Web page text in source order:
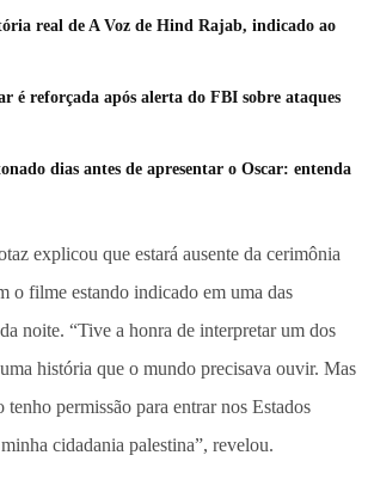
real de A Voz de Hind Rajab, indicado ao
é reforçada após alerta do FBI sobre ataques
dias antes de apresentar o Oscar: entenda
explicou que estará ausente da cerimônia
o filme estando indicado em uma das
noite. “Tive a honra de interpretar um dos
história que o mundo precisava ouvir. Mas
tenho permissão para entrar nos Estados
cidadania palestina”, revelou.